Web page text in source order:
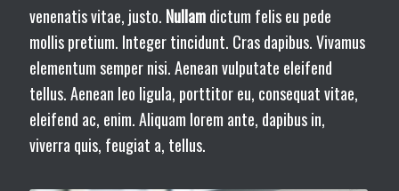
venenatis vitae, justo. Nullamdictum felis eu pede
mollis pretium. Integer tincidunt. Cras dapibus. Vivamus
elementum semper nisi. Aenean vulputate eleifend
tellus. Aenean leo ligula, porttitor eu, consequat vitae,
eleifend ac, enim. Aliquam lorem ante, dapibus in,
viverra quis, feugiat a, tellus.